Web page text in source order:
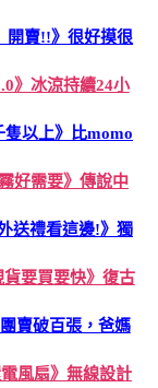
開賣!!》很好摸很
》冰涼持續24小
隻以上》比momo
好需要》傳說中
送禮看這邊!》獨
貨要買要快》復古
賣破百張，爸媽
風扇》無線設計